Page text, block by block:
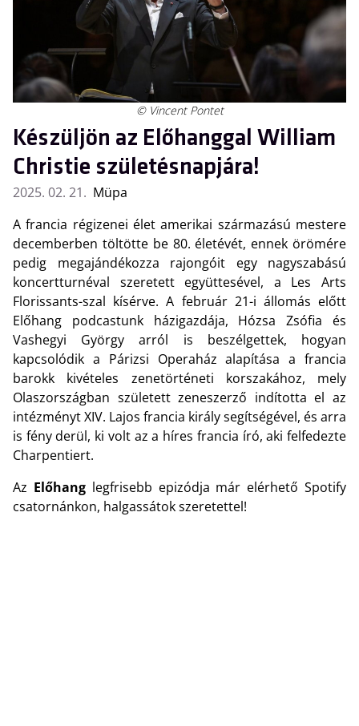
© Vincent Pontet
Készüljön az Előhanggal William
Christie születésnapjára!
2025. 02. 21. Müpa
A francia régizenei élet amerikai származású mestere
decemberben töltötte be 80. életévét, ennek örömére
pedig megajándékozza rajongóit egy nagyszabású
koncertturnéval szeretett együttesével, a Les Arts
Florissants-szal kísérve. A február 21-i állomás előtt
Előhang podcastunk házigazdája, Hózsa Zsófia és
Vashegyi György arról is beszélgettek, hogyan
kapcsolódik a Párizsi Operaház alapítása a francia
barokk kivételes zenetörténeti korszakához, mely
Olaszországban született zeneszerző indította el az
intézményt XIV. Lajos francia király segítségével, és arra
is fény derül, ki volt az a híres francia író, aki felfedezte
Charpentiert.
Az Előhanglegfrisebb epizódja már elérhető Spotify
csatornánkon, halgassátok szeretettel!